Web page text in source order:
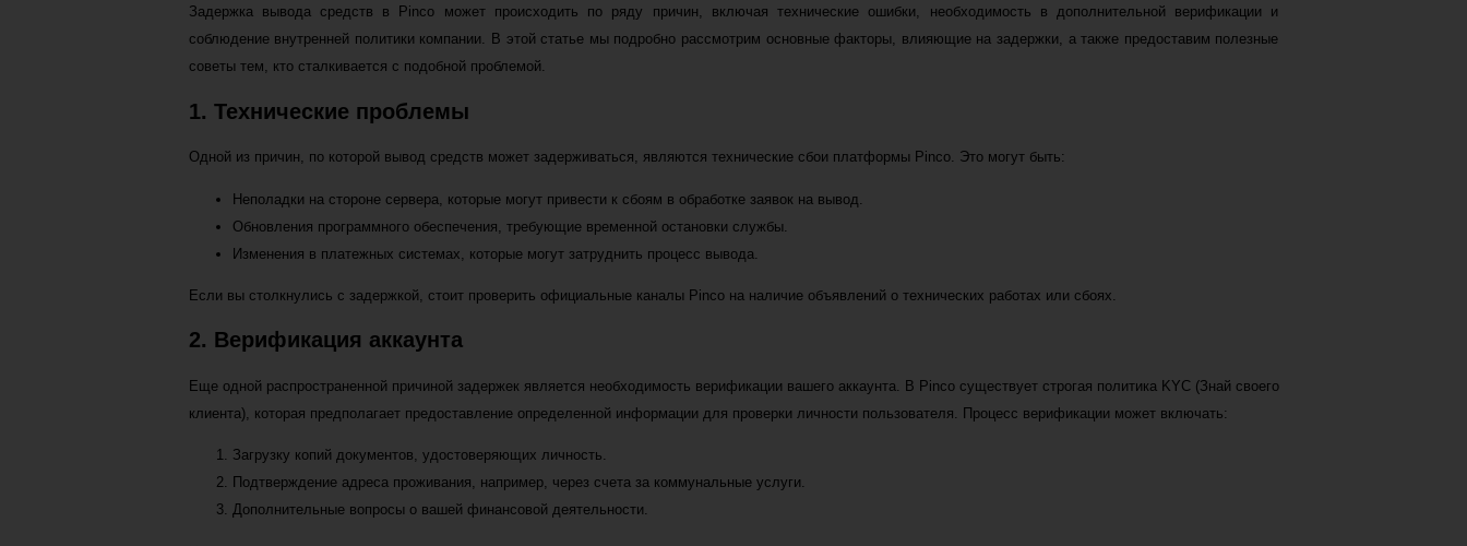
Задержка вывода средств в Pinco может происходить по ряду причин, включая технические ошибки, необходимость в дополнительной верификации и
соблюдение внутренней политики компании. В этой статье мы подробно рассмотрим основные факторы, влияющие на задержки, а также предоставим полезные
советы тем, кто сталкивается с подобной проблемой.
1. Технические проблемы
Одной из причин, по которой вывод средств может задерживаться, являются технические сбои платформы Pinco. Это могут быть:
Неполадки на стороне сервера, которые могут привести к сбоям в обработке заявок на вывод.
Обновления программного обеспечения, требующие временной остановки службы.
Изменения в платежных системах, которые могут затруднить процесс вывода.
Если вы столкнулись с задержкой, стоит проверить официальные каналы Pinco на наличие объявлений о технических работах или сбоях.
2. Верификация аккаунта
Еще одной распространенной причиной задержек является необходимость верификации вашего аккаунта. В Pinco существует строгая политика KYC (Знай своего
клиента), которая предполагает предоставление определенной информации для проверки личности пользователя. Процесс верификации может включать:
Загрузку копий документов, удостоверяющих личность.
Подтверждение адреса проживания, например, через счета за коммунальные услуги.
Дополнительные вопросы о вашей финансовой деятельности.